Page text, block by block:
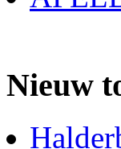
Nieuw